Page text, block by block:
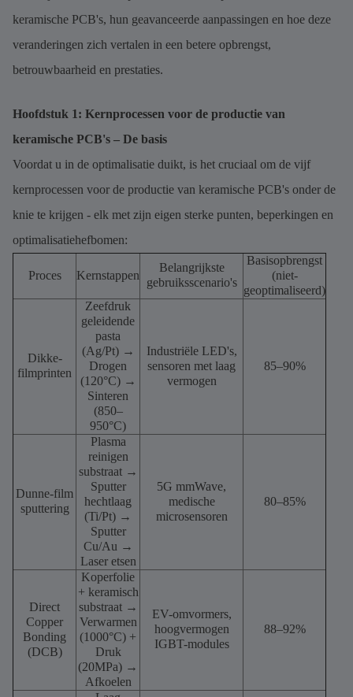
keramische PCB's, hun geavanceerde aanpassingen en hoe deze
veranderingen zich vertalen in een betere opbrengst,
betrouwbaarheid en prestaties.
Hoofdstuk 1: Kernprocessen voor de productie van
keramische PCB's – De basis
Voordat u in de optimalisatie duikt, is het cruciaal om de vijf
kernprocessen voor de productie van keramische PCB's onder de
knie te krijgen - elk met zijn eigen sterke punten, beperkingen en
optimalisatiehefbomen:
Proces Kernstappen
Belangrijkste
gebruiksscenario's
Basisopbrengst
(niet-
geoptimaliseerd)
Dikke-
filmprinten
Zeefdruk
geleidende
pasta
(Ag/Pt) →
Drogen
(120°C) →
Sinteren
(850–
950°C)
Industriële LED's,
sensoren met laag
vermogen
85–90%
Dunne-film
sputtering
Plasma
reinigen
substraat →
Sputter
hechtlaag
(Ti/Pt) →
Sputter
Cu/Au →
Laser etsen
5G mmWave,
medische
microsensoren
80–85%
Direct
Copper
Bonding
(DCB)
Koperfolie
+ keramisch
substraat →
Verwarmen
(1000°C) +
Druk
(20MPa) →
Afkoelen
EV-omvormers,
hoogvermogen
IGBT-modules
88–92%